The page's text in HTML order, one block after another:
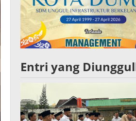
Entri yang